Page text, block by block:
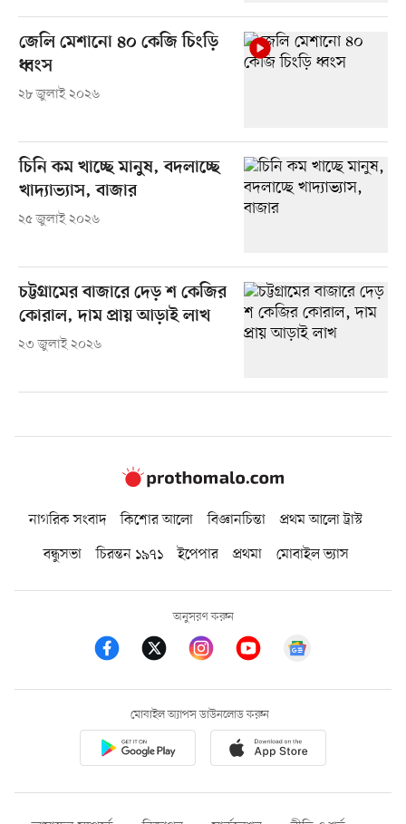
জেলি মেশানো ৪০ কেজি চিংড়ি
ধ্বংস
২৮ জুলাই ২০২৬
চিনি কম খাচ্ছে মানুষ, বদলাচ্ছে
খাদ্যাভ্যাস, বাজার
২৫ জুলাই ২০২৬
চট্টগ্রামের বাজারে দেড় শ কেজির
কোরাল, দাম প্রায় আড়াই লাখ
২৩ জুলাই ২০২৬
নাগরিক সংবাদ কিশোর আলো বিজ্ঞানচিন্তা
প্রথম আলো ট্রাস্ট
বন্ধুসভা
চিরন্তন ১৯৭১ ইপেপার প্রথমা মোবাইল ভ্যাস
অনুসরণ করুন
মোবাইল অ্যাপস ডাউনলোড করুন